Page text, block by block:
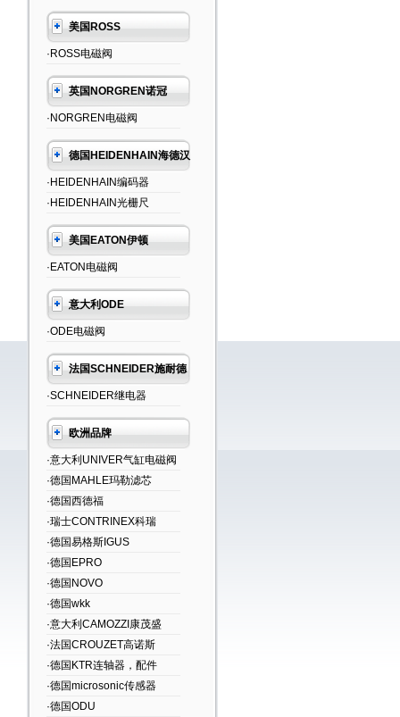
美国ROSS
·ROSS电磁阀
英国NORGREN诺冠
·NORGREN电磁阀
德国HEIDENHAIN海德汉
·HEIDENHAIN编码器
·HEIDENHAIN光栅尺
美国EATON伊顿
·EATON电磁阀
意大利ODE
·ODE电磁阀
法国SCHNEIDER施耐德
·SCHNEIDER继电器
欧洲品牌
·意大利UNIVER气缸电磁阀
·德国MAHLE玛勒滤芯
·德国西德福
·瑞士CONTRINEX科瑞
·德国易格斯IGUS
·德国EPRO
·德国NOVO
·德国wkk
·意大利CAMOZZI康茂盛
·法国CROUZET高诺斯
·德国KTR连轴器，配件
·德国microsonic传感器
·德国ODU